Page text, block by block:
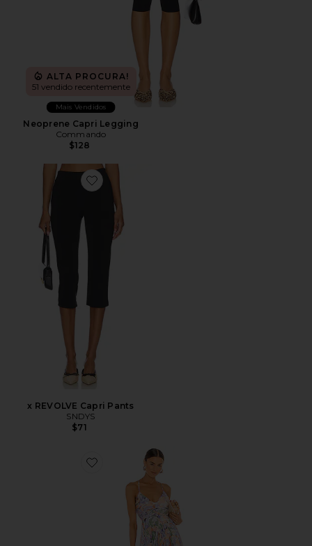
ALTA PROCURA!
51 vendido recentemente
Mais Vendidos
Neoprene Capri Legging
Commando
$128
Favorite x REVOLVE Capri Pants
x REVOLVE Capri Pants
SNDYS
$71
Favorite Blythe Dress